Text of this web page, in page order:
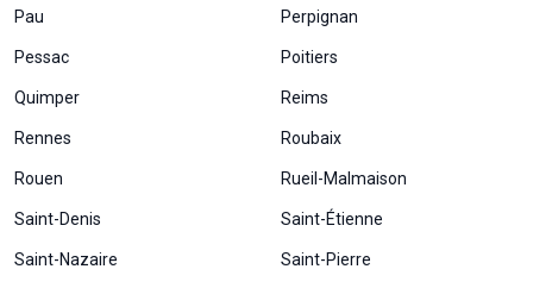
Pau Perpignan
Pessac Poitiers
Quimper Reims
Rennes Roubaix
Rouen Rueil-Malmaison
Saint-Denis Saint-Étienne
Saint-Nazaire Saint-Pierre
facultatifs. Ils
nécessaires au
du site Web.
Statistiques
nous
puissions